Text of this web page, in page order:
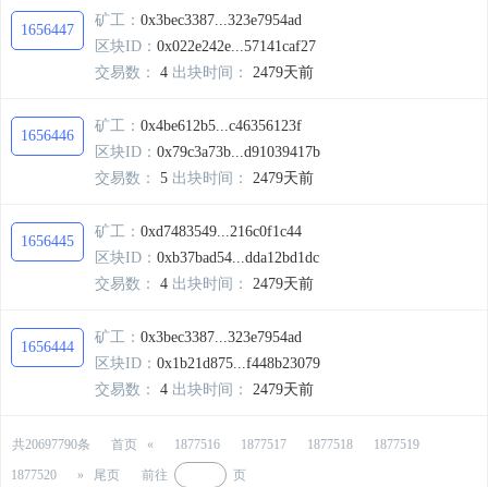
1656447
矿工： 0x3bec3387...323e7954ad
区块ID： 0x022e242e...57141caf27
交易数：
4 出块时间： 2479天前
1656446
矿工： 0x4be612b5...c46356123f
区块ID： 0x79c3a73b...d91039417b
交易数：
5 出块时间： 2479天前
1656445
矿工： 0xd7483549...216c0f1c44
区块ID： 0xb37bad54...dda12bd1dc
交易数：
4 出块时间： 2479天前
1656444
矿工： 0x3bec3387...323e7954ad
区块ID： 0x1b21d875...f448b23079
交易数：
4 出块时间： 2479天前
共20697790条 首页 « 1877516 1877517 1877518
1877519
1877520
» 尾页 前往 页